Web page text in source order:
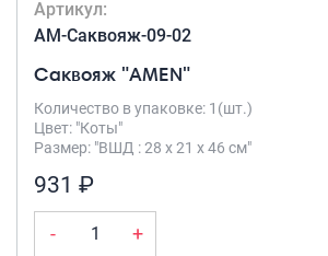
Артикул:
AM-Саквояж-09-02
Саквояж "AMEN"
Количество в упаковке: 1(шт.)
Цвет: "Коты"
Размер: "ВШД : 28 х 21 х 46 см"
931 ₽
- +